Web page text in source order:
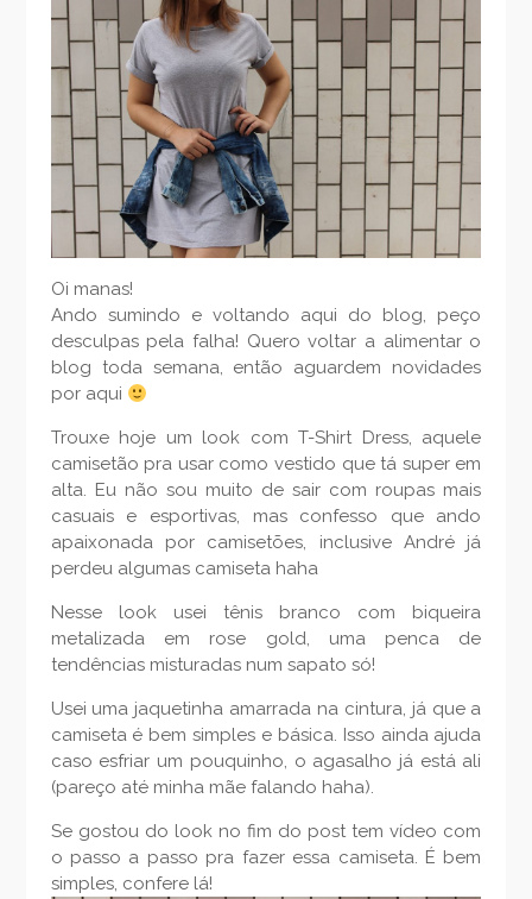
Oi manas!
Ando sumindo e voltando aqui do blog, peço
desculpas pela falha! Quero voltar a alimentar o
blog toda semana, então aguardem novidades
por aqui
Trouxe hoje um look com T-Shirt Dress, aquele
camisetão pra usar como vestido que tá super em
alta. Eu não sou muito de sair com roupas mais
casuais e esportivas, mas confesso que ando
apaixonada por camisetões, inclusive André já
perdeu algumas camiseta haha
Nesse look usei tênis branco com biqueira
metalizada em rose gold, uma penca de
tendências misturadas num sapato só!
Usei uma jaquetinha amarrada na cintura, já que a
camiseta é bem simples e básica. Isso ainda ajuda
caso esfriar um pouquinho, o agasalho já está ali
(pareço até minha mãe falando haha).
Se gostou do look no fim do post tem vídeo com
o passo a passo pra fazer essa camiseta. É bem
simples, confere lá!